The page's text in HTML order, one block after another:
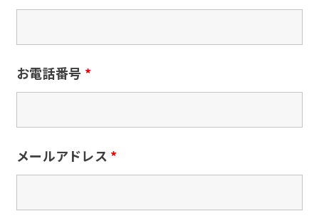
お電話番号 *
メールアドレス *